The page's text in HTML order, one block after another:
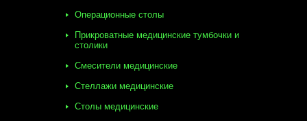
Операционные столы
Прикроватные медицинские тумбочки и
столики
Смесители медицинские
Стеллажи медицинские
Столы медицинские